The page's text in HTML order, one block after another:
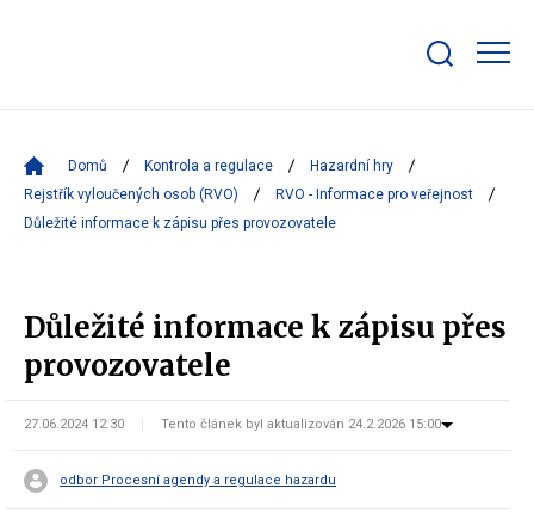
bar
Domů Kontrola a regulace
Hazardní hry
Rejstřík vyloučených osob (RVO)
RVO - Informace pro veřejnost
Důležité informace k zápisu přes provozovatele
Důležité informace k zápisu přes
provozovatele
27.06.2024 12:30 Tento článek byl aktualizován 24.2.2026 15:00
odbor Procesní agendy a regulace hazardu